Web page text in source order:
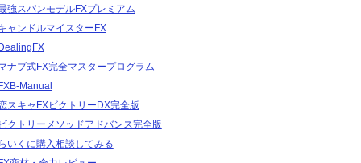
強スパンモデルFXプレミアム
ャンドルマイスターFX
ナブ式FX完全マスタープログラム
Manual
スキャFXビクトリーDX完全版
クトリーメソッドアドバンス完全版
いくに購入相談してみる